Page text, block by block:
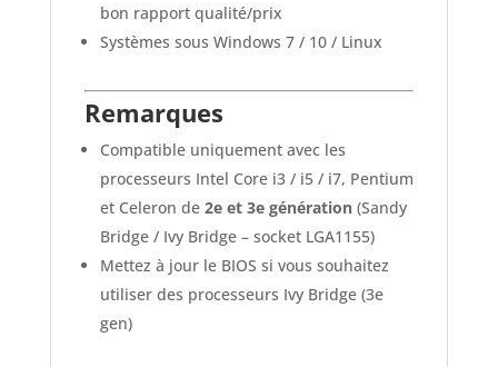
bon rapport qualité/prix
Systèmes sous Windows 7 / 10 / Linux
Remarques
Compatible uniquement avec les
processeurs Intel Core i3 / i5 / i7, Pentium
et Celeron de 2e et 3e génération(Sandy
Bridge / Ivy Bridge – socket LGA1155)
Mettez à jour le BIOS si vous souhaitez
utiliser des processeurs Ivy Bridge (3e
gen)